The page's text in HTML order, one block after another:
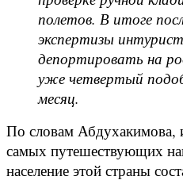
полетов. В итоге
экспертизы
депортировать на
уже четвертый
месяц.
По словам Абдухакимова,
самых путешествующих
население этой страны